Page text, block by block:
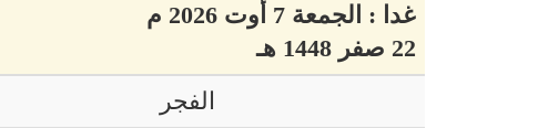
غدا : الجمعة 7 أوت 2026 م
22 صفر 1448 هـ
الفجر